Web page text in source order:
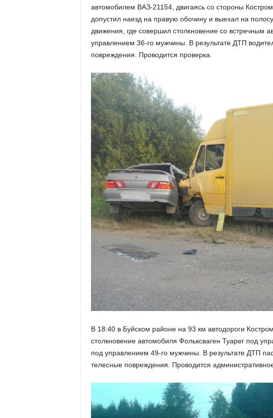
автомобилем ВАЗ-21154, двигаясь со стороны
допустил наезд на правую обочину и выехал на
движения, где совершил столкновение со встречным
управлением 36-го мужчины. В результате ДТП
повреждения. Проводится проверка.
В 18:40 в Буйском районе на 93 км автодороги
столкновение автомобиля Фольксваген Туарег под
под управлением 49-го мужчины. В результате ДТП
телесные повреждения. Проводится